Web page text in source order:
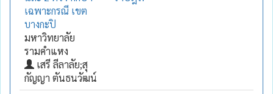
เฉพาะกรณี เขต
บางกะปิ
มหาวิทยาลัย
รามคำแหง
เสรี ลีลาลัย;สุ
กัญญา ตันธนวัฒน์